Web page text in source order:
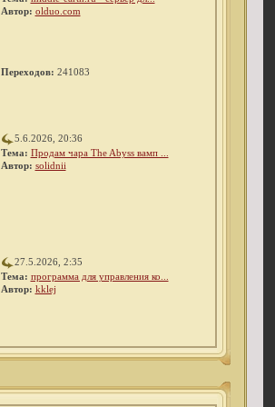
Автор: olduo.com
Переходов: 241083
5.6.2026, 20:36
Тема: Продам чара The Abyss вамп ...
Автор: solidnii
27.5.2026, 2:35
Тема: программа для управления ко...
Автор: kklej